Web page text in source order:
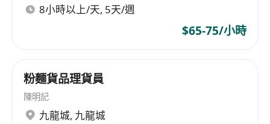
8小時以上/天, 5天/週
$65-75/小時
粉麵貨品理貨員
陳明記
九龍城, 九龍城